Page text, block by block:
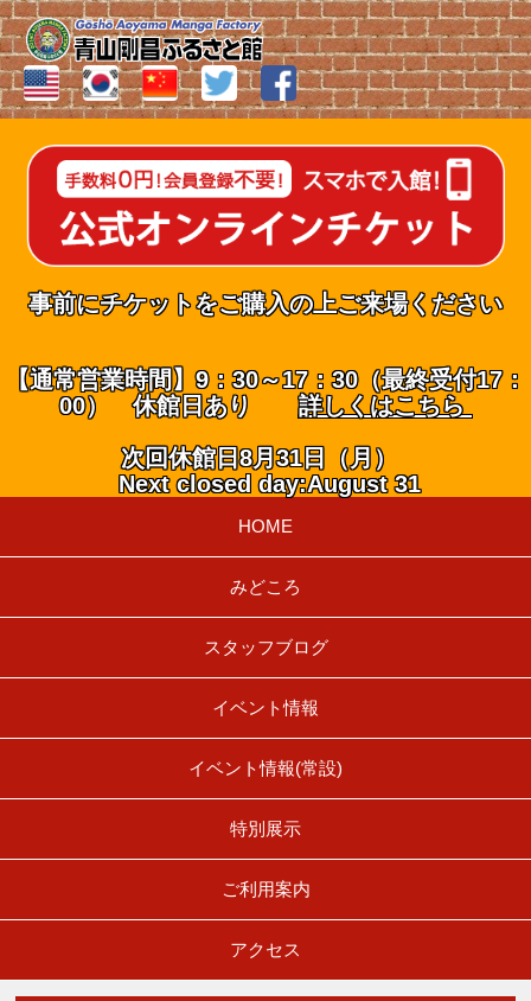
事前にチケットをご購入の上ご来場ください
【通常営業時間】9：30～17：30（最終受付17：
00） 休館日あり詳しくはこちら
次回休館日8月31日（月）
Next closed day:August 31
HOME
みどころ
スタッフブログ
イベント情報
イベント情報(常設)
特別展示
ご利用案内
アクセス